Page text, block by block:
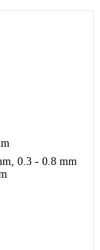
0.3 - 0.8 mm